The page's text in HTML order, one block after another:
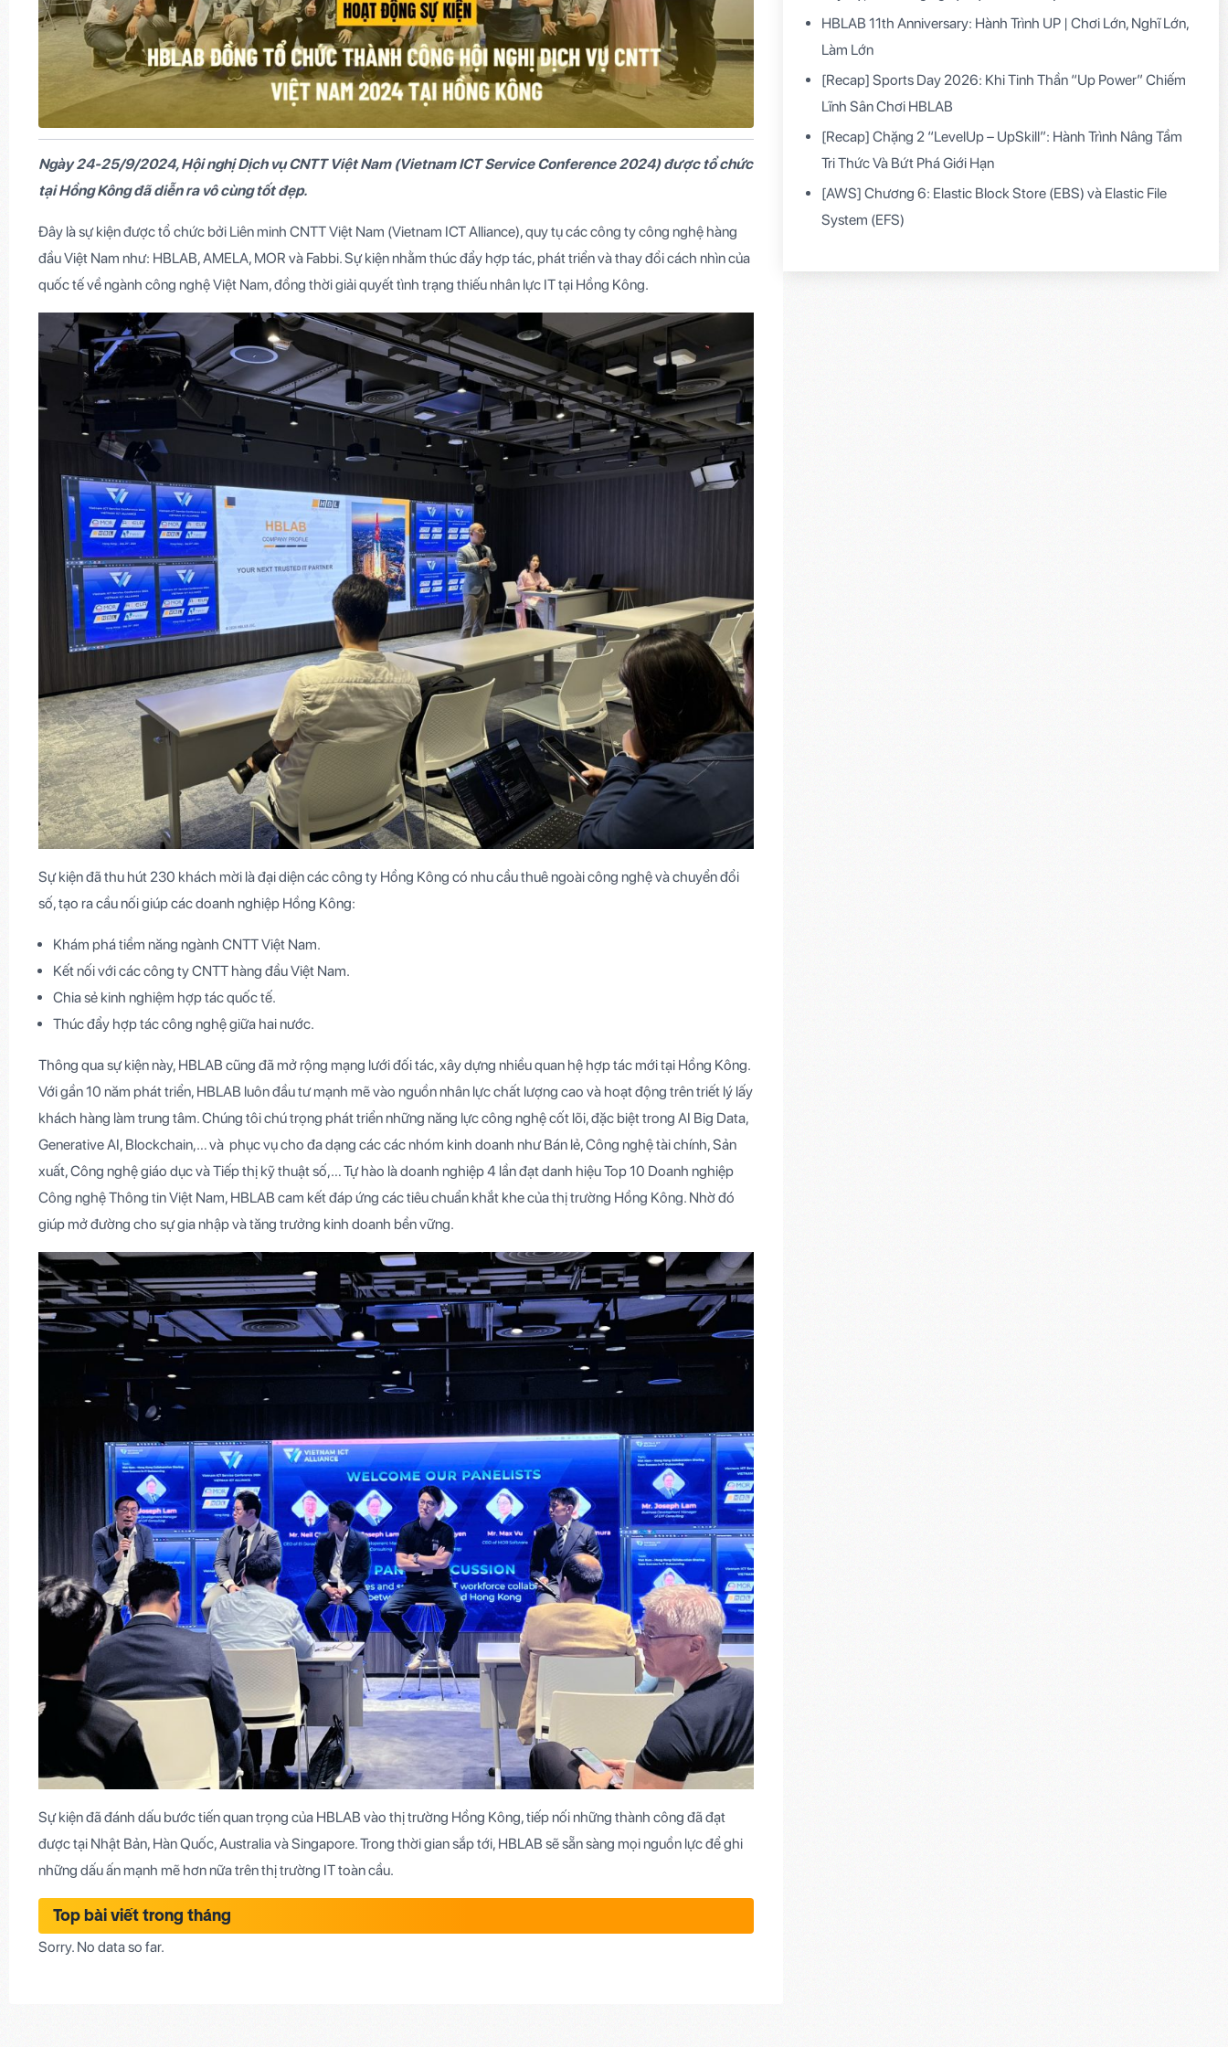
Ngày 24-25/9/2024, Hội nghị Dịch vụ CNTT Việt Nam (Vietnam ICT Service Conference 2024) được tổ chức
tại Hồng Kông đã diễn ra vô cùng tốt đẹp.
Đây là sự kiện được tổ chức bởi Liên minh CNTT Việt Nam (Vietnam ICT Alliance), quy tụ các công ty công nghệ hàng
đầu Việt Nam như: HBLAB, AMELA, MOR và Fabbi. Sự kiện nhằm thúc đẩy hợp tác, phát triển và thay đổi cách nhìn của
quốc tế về ngành công nghệ Việt Nam, đồng thời giải quyết tình trạng thiếu nhân lực IT tại Hồng Kông.
Sự kiện đã thu hút 230 khách mời là đại diện các công ty Hồng Kông có nhu cầu thuê ngoài công nghệ và chuyển đổi
số, tạo ra cầu nối giúp các doanh nghiệp Hồng Kông:
Khám phá tiềm năng ngành CNTT Việt Nam.
Kết nối với các công ty CNTT hàng đầu Việt Nam.
Chia sẻ kinh nghiệm hợp tác quốc tế.
Thúc đẩy hợp tác công nghệ giữa hai nước.
Thông qua sự kiện này, HBLAB cũng đã mở rộng mạng lưới đối tác, xây dựng nhiều quan hệ hợp tác mới tại Hồng Kông.
Với gần 10 năm phát triển, HBLAB luôn đầu tư mạnh mẽ vào nguồn nhân lực chất lượng cao và hoạt động trên triết lý lấy
khách hàng làm trung tâm. Chúng tôi chú trọng phát triển những năng lực công nghệ cốt lõi, đặc biệt trong AI Big Data,
Generative AI, Blockchain,… và phục vụ cho đa dạng các các nhóm kinh doanh như Bán lẻ, Công nghệ tài chính, Sản
xuất, Công nghệ giáo dục và Tiếp thị kỹ thuật số,…Tự hào là doanh nghiệp 4 lần đạt danh hiệu Top 10 Doanh nghiệp
Công nghệ Thông tin Việt Nam, HBLAB cam kết đáp ứng các tiêu chuẩn khắt khe của thị trường Hồng Kông. Nhờ đó
giúp mở đường cho sự gia nhập và tăng trưởng kinh doanh bền vững.
Sự kiện đã đánh dấu bước tiến quan trọng của HBLAB vào thị trường Hồng Kông, tiếp nối những thành công đã đạt
được tại Nhật Bản, Hàn Quốc, Australia và Singapore.Trong thời gian sắp tới, HBLAB sẽ sẵn sàng mọi nguồn lực để ghi
những dấu ấn mạnh mẽ hơn nữa trên thị trường IT toàn cầu.
Top bài viết trong tháng
Sorry. No data so far.
HBLAB 11th Anniversary: Hành Trình UP | Chơi Lớn, Nghĩ Lớn,
Làm Lớn
[Recap] Sports Day 2026: Khi Tinh Thần “Up Power” Chiếm
Lĩnh Sân Chơi HBLAB
[Recap] Chặng 2 “LevelUp – UpSkill”: Hành Trình Nâng Tầm
Tri Thức Và Bứt Phá Giới Hạn
[AWS] Chương 6: Elastic Block Store (EBS) và Elastic File
System (EFS)